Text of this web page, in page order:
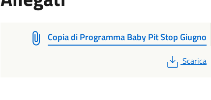
Copia di Programma Baby Pit Stop Giugno
PDF
Scarica